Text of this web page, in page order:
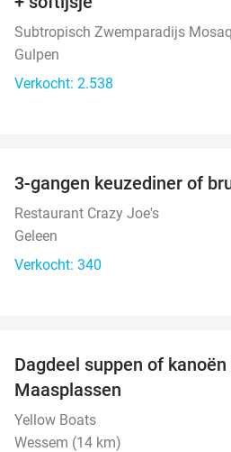
Subtropisch Zwemparadijs
Gulpen
Verkocht: 2.538
3-gangen keuzediner of
Restaurant Crazy Joe's
Geleen
Verkocht: 340
Dagdeel suppen of kanoën
Maasplassen
Yellow Boats
Wessem (14 km)